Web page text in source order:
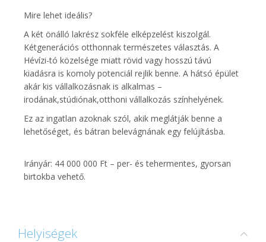
Mire lehet ideális?
A két önálló lakrész sokféle elképzelést kiszolgál.
Kétgenerációs otthonnak természetes választás. A
Hévízi-tó közelsége miatt rövid vagy hosszú távú
kiadásra is komoly potenciál rejlik benne. A hátsó épület
akár kis vállalkozásnak is alkalmas –
irodának,stúdiónak,otthoni vállalkozás színhelyének.
Ez az ingatlan azoknak szól, akik meglátják benne a
lehetőséget, és bátran belevágnának egy felújításba.
Irányár: 44 000 000 Ft – per- és tehermentes, gyorsan
birtokba vehető.
Helyiségek